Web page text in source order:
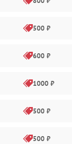
500 ₽
600 ₽
1000 ₽
500 ₽
500 ₽